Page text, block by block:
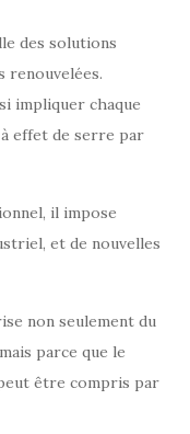
des solutions
renouvelées.
impliquer chaque
effet de serre par
il impose
et de nouvelles
non seulement du
parce que le
être compris par